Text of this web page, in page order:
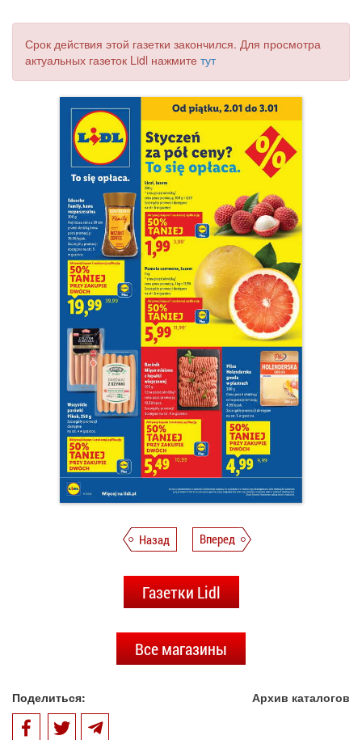
Срок действия этой газетки закончился. Для просмотра
актуальных газеток Lidl нажмите тут
Назад Вперед
Газетки Lidl
Все магазины
Поделиться: Архив каталогов